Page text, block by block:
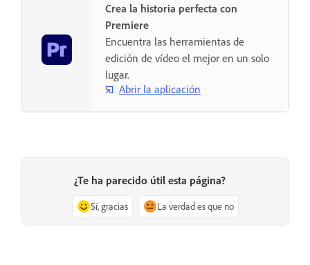
Crea la historia perfecta con
Premiere
Encuentra las herramientas de
edición de vídeo el mejor en un solo
lugar.
Abrir la aplicación
¿Te ha parecido útil esta página?
Sí, gracias La verdad es que no